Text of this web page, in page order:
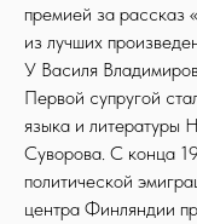
премией за рассказ
из лучших
У Василя
Первой супругой
языка и литературы
Суворова. С конца
политической
центра Финляндии